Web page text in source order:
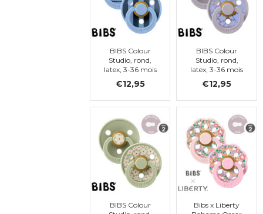
BIBS Colour
Studio, rond,
latex, 3-36 mois
€12,95
BIBS Colour
Studio, rond,
latex, 3-36 mois
€12,95
BIBS Colour
Bibs x Liberty